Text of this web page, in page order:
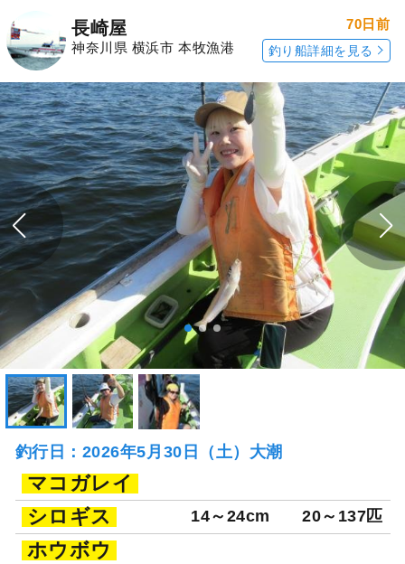
長崎屋
神奈川県 横浜市 本牧漁港
70日前
釣り船詳細を見る
釣行日：2026年5月30日（土）大潮
マコガレイ
シロギス
14～24cm 20～137匹
ホウボウ